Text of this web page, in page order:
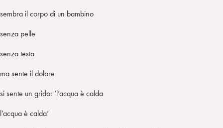
sembra il corpo di un bambino
senza pelle
senza testa
ma sente il dolore
si sente un grido: ‘l’acqua è calda
l’acqua è calda’